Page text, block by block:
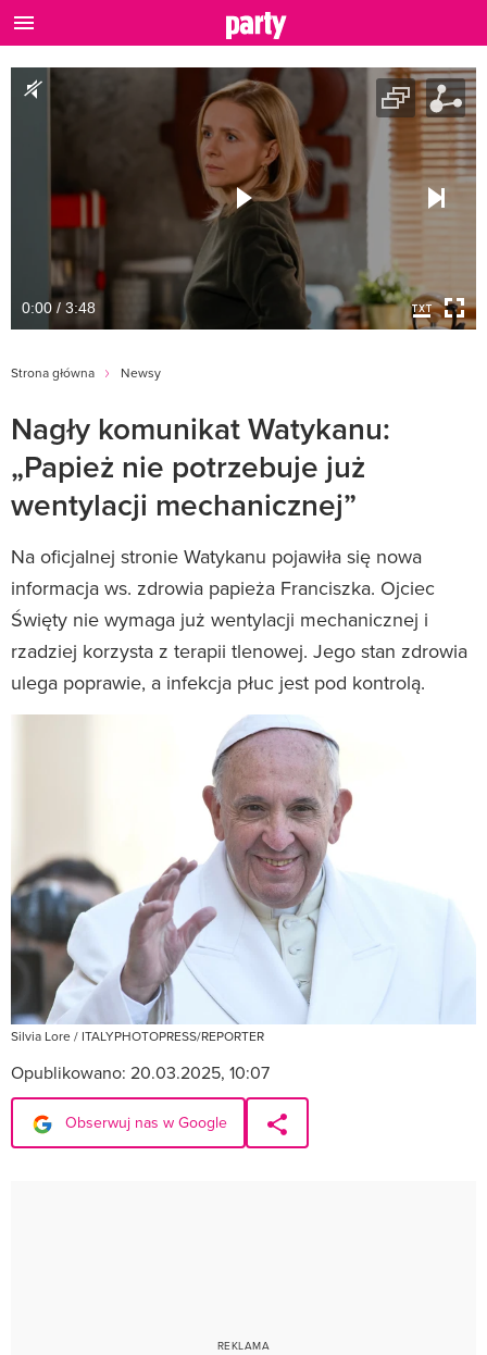
0:00 / 3:48
Strona główna Newsy
Nagły komunikat Watykanu:
„Papież nie potrzebuje już
wentylacji mechanicznej”
Na oficjalnej stronie Watykanu pojawiła się nowa
informacja ws. zdrowia papieża Franciszka. Ojciec
Święty nie wymaga już wentylacji mechanicznej i
rzadziej korzysta z terapii tlenowej. Jego stan zdrowia
ulega poprawie, a infekcja płuc jest pod kontrolą.
Silvia Lore / ITALYPHOTOPRESS/REPORTER
Opublikowano: 20.03.2025, 10:07
Obserwuj nas w Google